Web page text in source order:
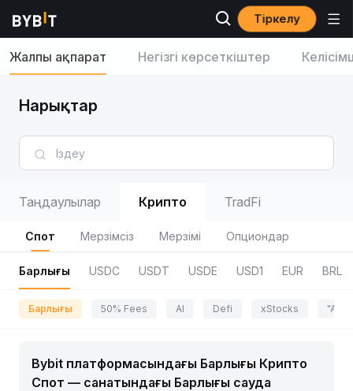
Тіркелу
Жалпы ақпарат Негізгі көрсеткіштер
Нарықтар
Таңдаулылар Крипто TradFi
Спот Мерзімсіз Мерзімі Опциондар
Барлығы USDC USDT USDE USD1 EUR BRL
Барлығы 50% Fees AI Defi xStocks
Bybit платформасындағы Барлығы Крипто
Спот — санатындағы Барлығы сауда